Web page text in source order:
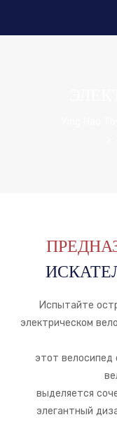
Испытайте
электрическом
этот велосипед
выделяется
элегантный